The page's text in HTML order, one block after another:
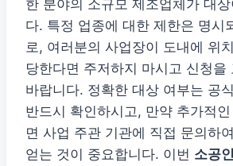
한 분야의 소규모 제조업체가 대
다. 특정 업종에 대한 제한은 명시
로, 여러분의 사업장이 도내에 위
당한다면 주저하지 마시고 신청을
바랍니다. 정확한 대상 여부는 공
반드시 확인하시고, 만약 추가적
면 사업 주관 기관에 직접 문의하
얻는 것이 중요합니다. 이번 소공